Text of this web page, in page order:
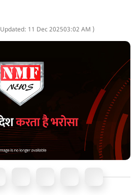
Updated: 11 Dec 202503:02 AM )